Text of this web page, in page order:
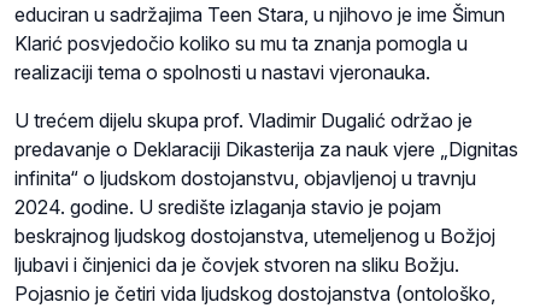
educiran u sadržajima Teen Stara, u njihovo je ime Šimun
Klarić posvjedočio koliko su mu ta znanja pomogla u
realizaciji tema o spolnosti u nastavi vjeronauka.
U trećem dijelu skupa prof. Vladimir Dugalić održao je
predavanje o Deklaraciji Dikasterija za nauk vjere „Dignitas
infinita“ o ljudskom dostojanstvu, objavljenoj u travnju
2024. godine. U središte izlaganja stavio je pojam
beskrajnog ljudskog dostojanstva, utemeljenog u Božjoj
ljubavi i činjenici da je čovjek stvoren na sliku Božju.
Pojasnio je četiri vida ljudskog dostojanstva (ontološko,